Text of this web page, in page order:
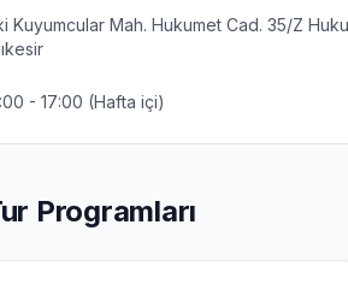
Kuyumcular Mah. Hukumet Cad. 35/Z
- 17:00 (Hafta içi)
Programları